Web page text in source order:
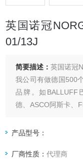
英国诺冠
01/13J
简要描述：英国诺冠
我公司有做德国500
品牌。如BALLUFF
德、ASCO阿斯卡、
汉、Hengstler亨士乐
产品型号：
厂商性质：代理商